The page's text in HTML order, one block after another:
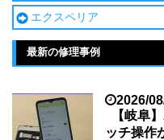
エクスペリア
最新の修理事例
2026/
【岐阜
ッチ操作